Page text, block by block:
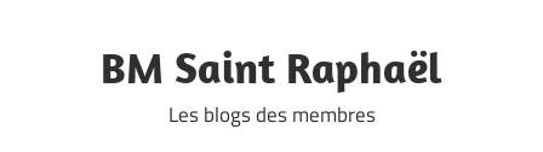
contentBM Saint Raphaël
Les blogs des membres